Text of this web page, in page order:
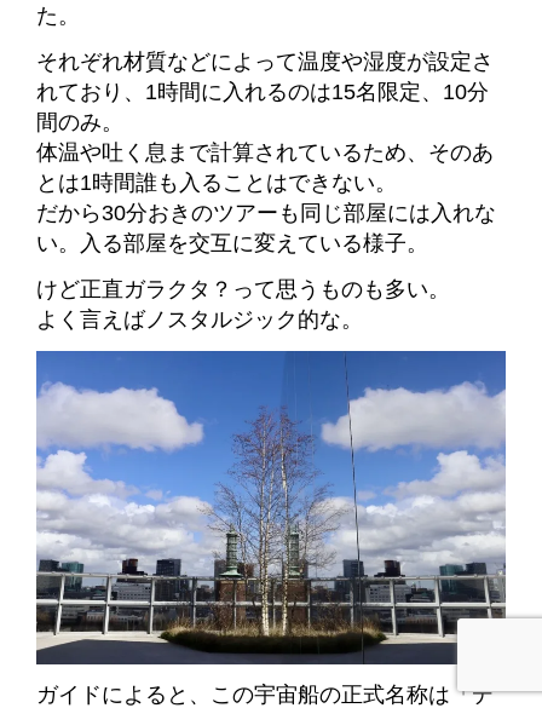
た。
それぞれ材質などによって温度や湿度が設定さ
れており、1時間に入れるのは15名限定、10分
間のみ。
体温や吐く息まで計算されているため、そのあ
とは1時間誰も入ることはできない。
だから30分おきのツアーも同じ部屋には入れな
い。入る部屋を交互に変えている様子。
けど正直ガラクタ？って思うものも多い。
よく言えばノスタルジック的な。
ガイドによると、この宇宙船の正式名称は「デ